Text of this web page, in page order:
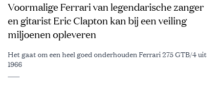
Voormalige Ferrari van legendarische zanger
en gitarist Eric Clapton kan bij een veiling
miljoenen opleveren
Het gaat om een heel goed onderhouden Ferrari 275 GTB/4 uit
1966